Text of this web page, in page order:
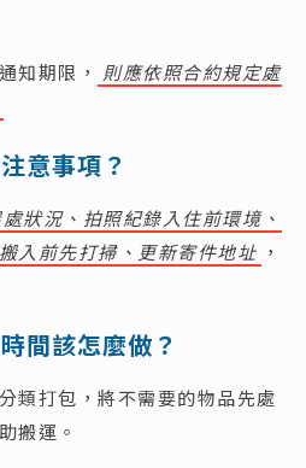
知期限，
則應依照合約規定處
意事項？
狀況、拍照紀錄入住前環境、
入前先打掃、更新寄件地址 ，
間該怎麼做？
類打包，將不需要的物品先處
搬運。